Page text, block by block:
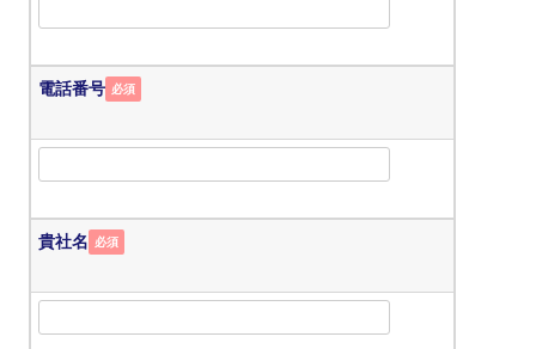
電話番号 必須
貴社名 必須